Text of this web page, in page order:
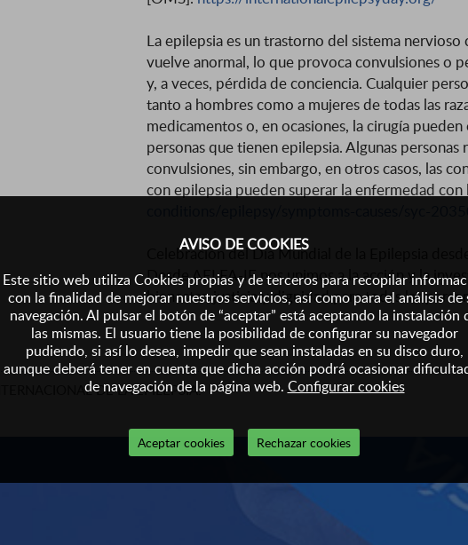
AVISO DE COOKIES
Este sitio web utiliza Cookies propias y de terceros para recopilar
con la finalidad de mejorar nuestros servicios, así como para el análisis de
navegación. Al pulsar el botón de “aceptar” está aceptando la instalación
las mismas. El usuario tiene la posibilidad de configurar su navegador
pudiendo, si así lo desea, impedir que sean instaladas en su disco duro,
aunque deberá tener en cuenta que dicha acción podrá ocasionar
de navegación de la página web. Configurar cookies
Aceptar cookies Rechazar cookies
La epilepsia es un trastorno del sistema
vuelve anormal, lo que provoca convulsiones o
y, a veces, pérdida de conciencia. Cualquier
tanto a hombres como a mujeres de todas las
medicamentos o, en ocasiones, la cirugía
personas que tienen epilepsia. Algunas
convulsiones, sin embargo, en otros casos, las
con epilepsia pueden superar la enfermedad con
Celebración del Día Mundial de la Epilepsia
Desde AELFA-IF nos unimos a la acción y la
bienestar, justicia y dignidad para todas las
DE LA EPILEPSIA.